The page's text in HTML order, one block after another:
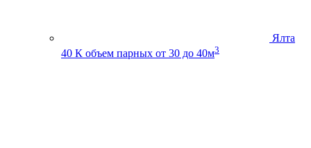
Ялта
40 К объем парных от 30 до 40м3